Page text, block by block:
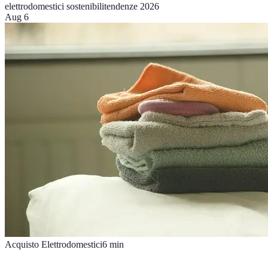
elettrodomestici sostenibilitendenze 2026
Aug 6
Acquisto Elettrodomestici6 min